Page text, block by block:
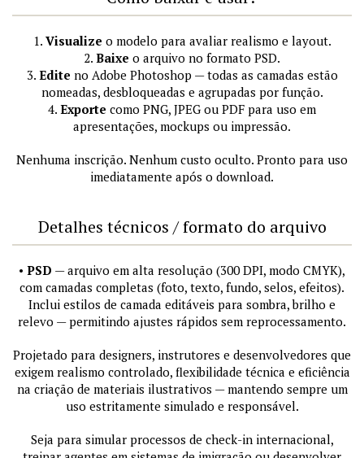
1. Visualize o modelo para avaliar realismo e layout.
2. Baixe o arquivo no formato PSD.
3. Edite no Adobe Photoshop — todas as camadas estão
nomeadas, desbloqueadas e agrupadas por função.
4. Exporte como PNG, JPEG ou PDF para uso em
apresentações, mockups ou impressão.
Nenhuma inscrição. Nenhum custo oculto. Pronto para uso
imediatamente após o download.
Detalhes técnicos / formato do arquivo
• PSD — arquivo em alta resolução (300 DPI, modo CMYK),
com camadas completas (foto, texto, fundo, selos, efeitos).
Inclui estilos de camada editáveis para sombra, brilho e
relevo — permitindo ajustes rápidos sem reprocessamento.
Projetado para designers, instrutores e desenvolvedores que
exigem realismo controlado, flexibilidade técnica e eficiência
na criação de materiais ilustrativos — mantendo sempre um
uso estritamente simulado e responsável.
Seja para simular processos de check-in internacional,